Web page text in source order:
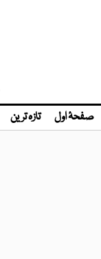
صفحۂ اول تازہ ترین